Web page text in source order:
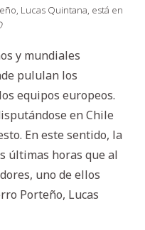
Lucas Quintana, está en
y mundiales
pululan los
equipos europeos.
en Chile
En este sentido, la
últimas horas que al
uno de ellos
Porteño, Lucas